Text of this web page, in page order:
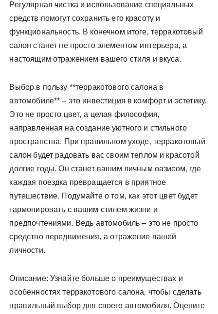
Регулярная чистка и использование специальных
средств помогут сохранить его красоту и
функциональность. В конечном итоге‚ терракотовый
салон станет не просто элементом интерьера‚ а
настоящим отражением вашего стиля и вкуса.
Выбор в пользу **терракотового салона в
автомобиле** – это инвестиция в комфорт и эстетику.
Это не просто цвет‚ а целая философия‚
направленная на создание уютного и стильного
пространства. При правильном уходе‚ терракотовый
салон будет радовать вас своим теплом и красотой
долгие годы. Он станет вашим личным оазисом‚ где
каждая поездка превращается в приятное
путешествие. Подумайте о том‚ как этот цвет будет
гармонировать с вашим стилем жизни и
предпочтениями. Ведь автомобиль – это не просто
средство передвижения‚ а отражение вашей
личности.
Описание: Узнайте больше о преимуществах и
особенностях терракотового салона‚ чтобы сделать
правильный выбор для своего автомобиля. Оцените